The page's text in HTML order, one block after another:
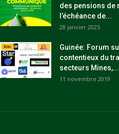
des pensions de
l’échéance de...
28 janvier 2025
Guinée: Forum
contentieux du
secteurs Mines,...
11 novembre 2019